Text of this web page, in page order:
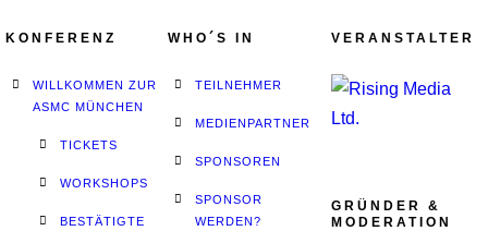
KONFERENZ
WILLKOMMEN ZUR
ASMC MÜNCHEN
TICKETS
WORKSHOPS
BESTÄTIGTE
WHO´S IN
TEILNEHMER
MEDIENPARTNER
SPONSOREN
SPONSOR
WERDEN?
VERANSTALTER
GRÜNDER &
MODERATION